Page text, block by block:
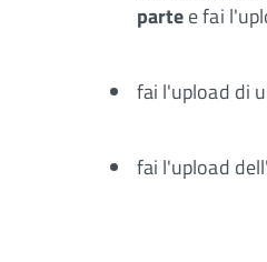
partee fai
fai l'upload di
fai l'upload